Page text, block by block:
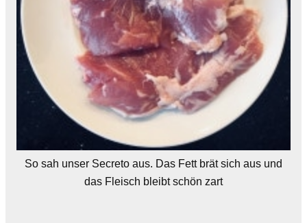
So sah unser Secreto aus. Das Fett brät sich aus und
das Fleisch bleibt schön zart